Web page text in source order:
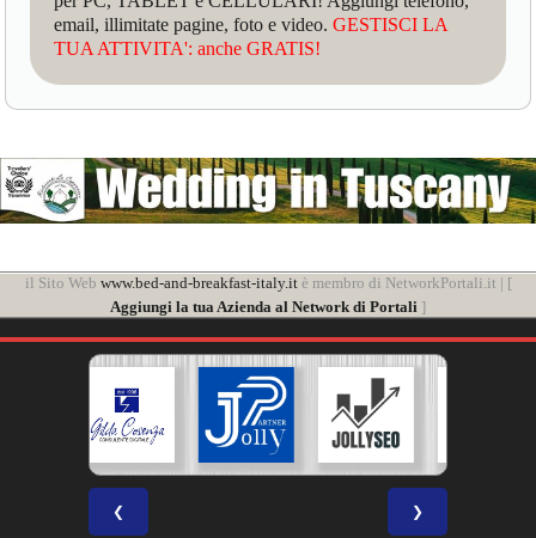
email, illimitate pagine, foto e video.GESTISCI LA
TUA ATTIVITA': anche GRATIS!
il Sito Web www.bed-and-breakfast-italy.itè membro di NetworkPortali.it | [
Aggiungi la tua Azienda al Network di Portali ]
❮ ❯